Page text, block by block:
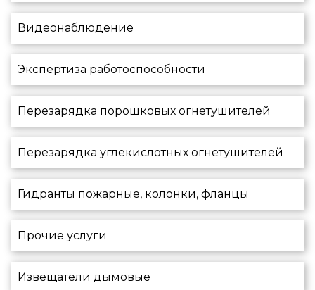
Видеонаблюдение
Экспертиза работоспособности
Перезарядка порошковых огнетушителей
Перезарядка углекислотных огнетушителей
Гидранты пожарные, колонки, фланцы
Прочие услуги
Извещатели дымовые